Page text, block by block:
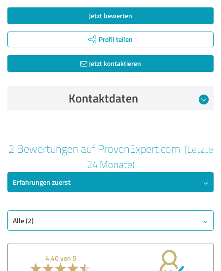
Jetzt bewerten
Profil teilen
Jetzt kontaktieren
Kontaktdaten
SEHR GUT
Nutzen
Leistungen
Ausführung
Beratung
2 Bewertungen auf ProvenExpert.com (Letzte
24 Monate)
Erfahrungen zuerst
Alle (2)
4,40 von 5